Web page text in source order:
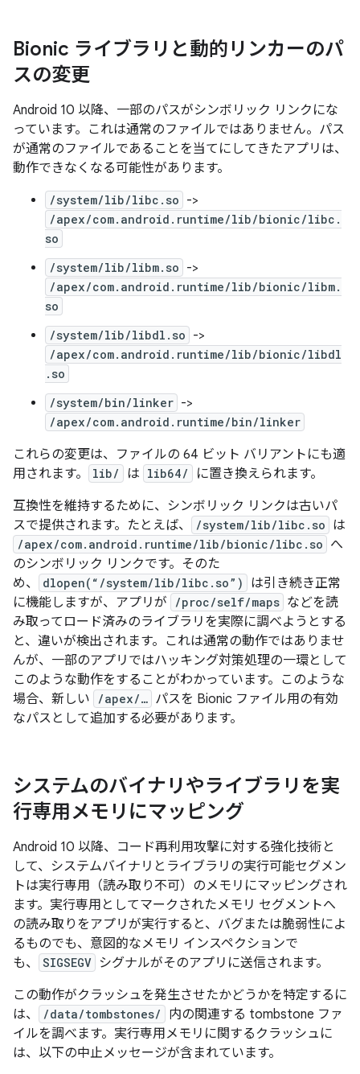
Bionic ライブラリと動的リンカーのパ
スの変更
Android 10 以降、一部のパスがシンボリック リンクにな
っています。これは通常のファイルではありません。パス
が通常のファイルであることを当てにしてきたアプリは、
動作できなくなる可能性があります。
/system/lib/libc.so ->
/apex/com.android.runtime/lib/bionic/libc.
so
/system/lib/libm.so ->
/apex/com.android.runtime/lib/bionic/libm.
so
/system/lib/libdl.so ->
/apex/com.android.runtime/lib/bionic/libdl
.so
/system/bin/linker ->
/apex/com.android.runtime/bin/linker
これらの変更は、ファイルの 64 ビット バリアントにも適
用されます。
lib/ は lib64/
に置き換えられます。
互換性を維持するために、シンボリック リンクは古いパ
スで提供されます。たとえば、
/system/lib/libc.so は
/apex/com.android.runtime/lib/bionic/libc.so へ
のシンボリック リンクです。そのた
め、
dlopen(“/system/lib/libc.so”)
は引き続き正常
に機能しますが、アプリが
/proc/self/maps などを読
み取ってロード済みのライブラリを実際に調べようとする
と、違いが検出されます。これは通常の動作ではありませ
んが、一部のアプリではハッキング対策処理の一環として
このような動作をすることがわかっています。このような
場合、新しい
/apex/… パスを Bionic ファイル用の有効
なパスとして追加する必要があります。
システムのバイナリやライブラリを実
行専用メモリにマッピング
Android 10 以降、コード再利用攻撃に対する強化技術と
して、システムバイナリとライブラリの実行可能セグメン
トは実行専用（読み取り不可）のメモリにマッピングされ
ます。実行専用としてマークされたメモリ セグメントへ
の読み取りをアプリが実行すると、バグまたは脆弱性によ
るものでも、意図的なメモリ インスペクションで
も、
SIGSEGV シグナルがそのアプリに送信されます。
この動作がクラッシュを発生させたかどうかを特定するに
は、
/data/tombstones/
内の関連する tombstone ファ
イルを調べます。実行専用メモリに関するクラッシュに
は、以下の中止メッセージが含まれています。